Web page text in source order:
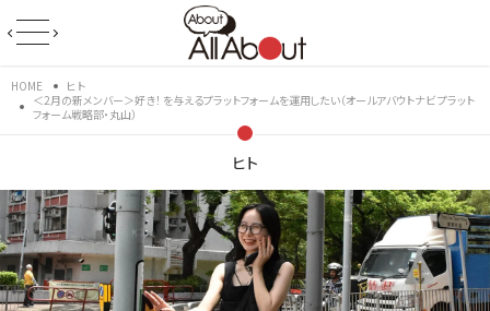
HOME
ヒト
＜2月の新メンバー＞好き！ を与えるプラットフォームを運用したい（オールアバウトナビ プラット
フォーム戦略部・丸山）
ヒト